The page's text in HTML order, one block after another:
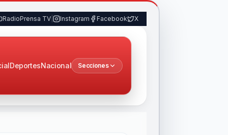
RadioPrensa TV Instagram Facebook X
DeportesNacional Secciones